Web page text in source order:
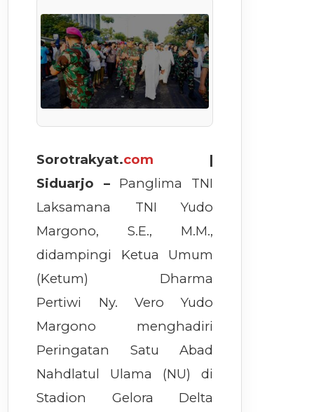
Sorotrakyat.com |
Siduarjo –Panglima TNI
Laksamana TNI Yudo
Margono, S.E., M.M.,
didampingi Ketua Umum
(Ketum) Dharma
Pertiwi Ny. Vero Yudo
Margono menghadiri
Peringatan Satu Abad
Nahdlatul Ulama (NU) di
Stadion Gelora Delta